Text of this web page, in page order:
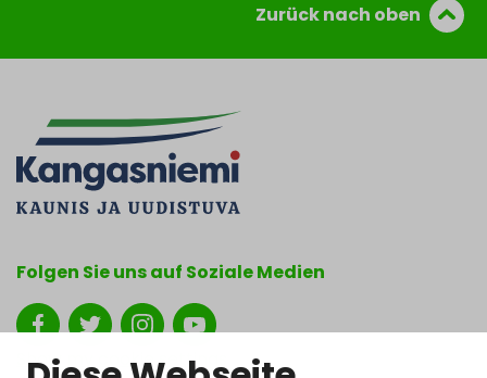
Zurück nach oben
Folgen Sie uns auf Soziale Medien
Show my cookie settings